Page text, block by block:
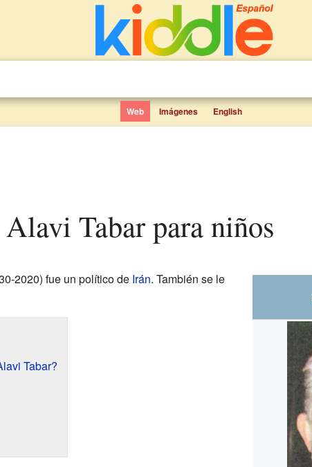
Web Imágenes English
Alavi Tabar para niños
2020) fue un político de Irán. También se le
Tabar?